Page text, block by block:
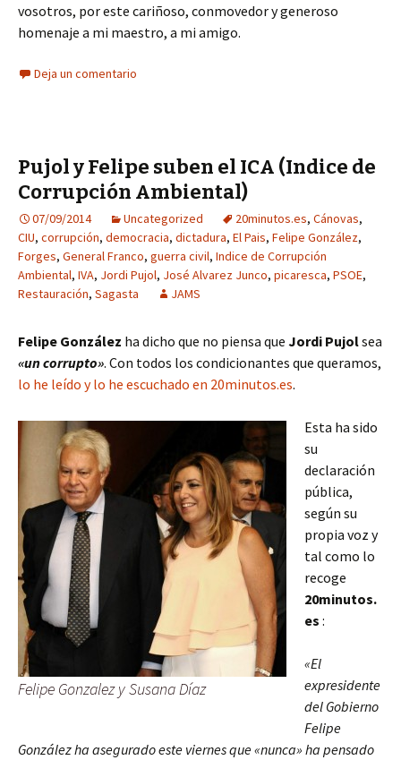
vosotros, por este cariñoso, conmovedor y generoso
homenaje a mi maestro, a mi amigo.
Deja un comentario
Pujol y Felipe suben el ICA (Indice de
Corrupción Ambiental)
07/09/2014 Uncategorized 20minutos.es, Cánovas,
CIU, corrupción, democracia, dictadura, El Pais, Felipe González,
Forges, General Franco, guerra civil, Indice de Corrupción
Ambiental, IVA, Jordi Pujol, José Alvarez Junco, picaresca, PSOE,
Restauración, Sagasta JAMS
Felipe González ha dicho que no piensa que Jordi Pujolsea
«un corrupto». Con todos los condicionantes que queramos,
lo he leído y lo he escuchado en 20minutos.es.
Felipe Gonzalez y Susana Díaz
Esta ha sido
su
declaración
pública,
según su
propia voz y
tal como lo
recoge
20minutos.
es :
«El
expresidente
del Gobierno
Felipe
González ha asegurado este viernes que «nunca» ha pensado